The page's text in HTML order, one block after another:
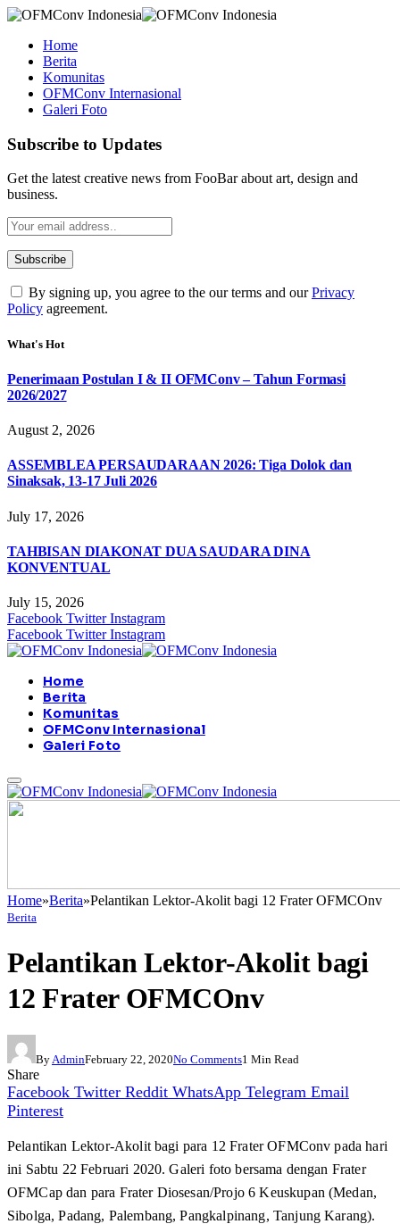
Home
Berita
Komunitas
OFMConv Internasional
Galeri Foto
Subscribe to Updates
Get the latest creative news from FooBar about art, design and
business.
By signing up, you agree to the our terms and ourPrivacy
Policy agreement.
What's Hot
Penerimaan Postulan I & II OFMConv – Tahun Formasi
2026/2027
August 2, 2026
ASSEMBLEA PERSAUDARAAN 2026: Tiga Dolok dan
Sinaksak, 13-17 Juli 2026
July 17, 2026
TAHBISAN DIAKONAT DUA SAUDARA DINA
KONVENTUAL
July 15, 2026
Facebook Twitter Instagram
Facebook Twitter Instagram
Home
Berita
Komunitas
OFMConv Internasional
Galeri Foto
Home»Berita»Pelantikan Lektor-Akolit bagi 12 Frater OFMCOnv
Berita
Pelantikan Lektor-Akolit bagi
12 Frater OFMCOnv
By AdminFebruary 22, 2020No Comments1 Min Read
Share
Facebook Twitter Reddit WhatsApp Telegram Email
Pinterest
Pelantikan Lektor-Akolit bagi para 12 Frater OFMConv pada hari
ini Sabtu 22 Februari 2020. Galeri foto bersama dengan Frater
OFMCap dan para Frater Diosesan/Projo 6 Keuskupan (Medan,
Sibolga, Padang, Palembang, Pangkalpinang, Tanjung Karang).